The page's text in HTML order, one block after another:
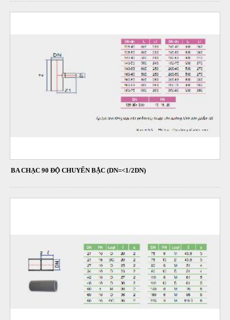
BA CHẠC 90 ĐỘ CHUYỂN BẬC (DN=<1/2DN)